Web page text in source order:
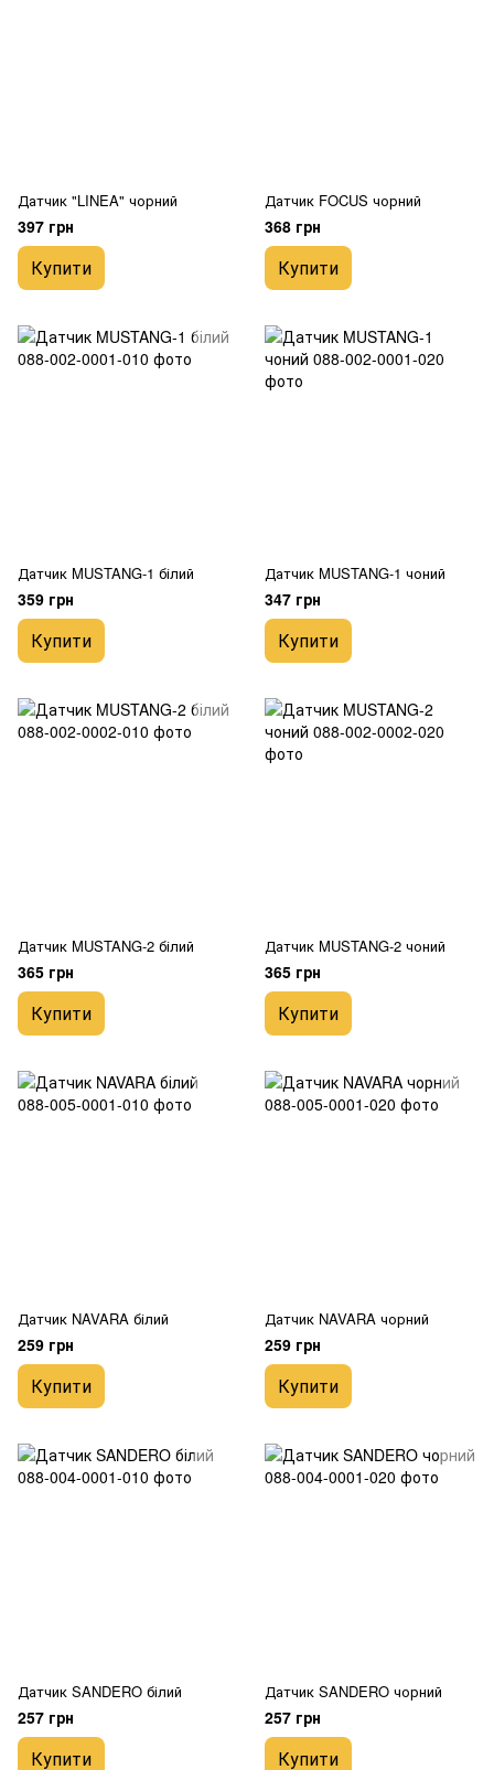
Датчик "LINEA" чорний
397 грн
Купити
Датчик FOCUS чорний
368 грн
Купити
Датчик MUSTANG-1 білий
359 грн
Купити
Датчик MUSTANG-1 чоний
347 грн
Купити
Датчик MUSTANG-2 білий
365 грн
Купити
Датчик MUSTANG-2 чоний
365 грн
Купити
Датчик NAVARA білий
259 грн
Купити
Датчик NAVARA чорний
259 грн
Купити
Датчик SANDERO білий
257 грн
Купити
Датчик SANDERO чорний
257 грн
Купити